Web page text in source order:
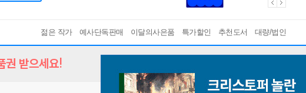
젊은 작가 예사단독판매 이달의사은품 특가할인 추천도서 대량/법인
받으세요!